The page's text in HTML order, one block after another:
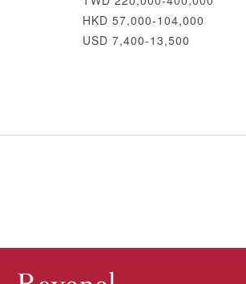
HKD 57,000-104,000
USD 7,400-13,500